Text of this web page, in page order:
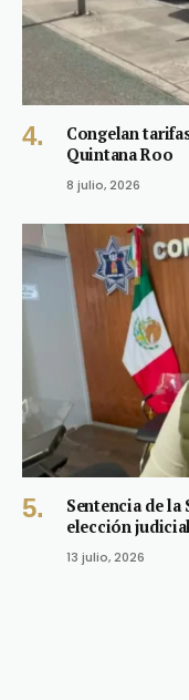
Congelan
Quintana Roo
8 julio, 2026
Sentencia de la
elección
13 julio, 2026